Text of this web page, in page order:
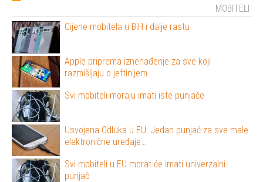
MOBITELI
Cijene mobitela u BiH i dalje rastu
Apple priprema iznenađenje za sve koji
razmišljaju o jeftinijem…
Svi mobiteli moraju imati iste punjače
Usvojena Odluka u EU: Jedan punjač za sve male
elektronične uređaje…
Svi mobiteli u EU morat će imati univerzalni
punjač